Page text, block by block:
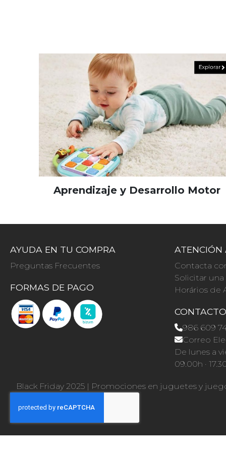
Aprendizaje y Desarrollo Motor
AYUDA EN TU COMPRA
Preguntas Frecuentes
FORMAS DE PAGO
ATENCIÓN
Contacta
Solicitar
Horários de
CONTACTO
986 609
Correo
De lunes a
09.00h ·
Black Friday 2025 | Promociones en juguetes y